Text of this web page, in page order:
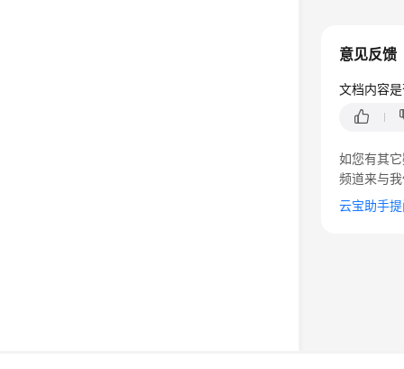
意见反馈
文档内容
如您有其
频道来与
云宝助手